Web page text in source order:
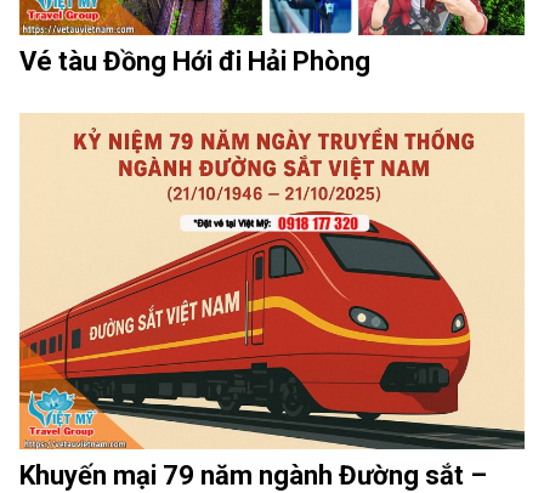
Vé tàu Đồng Hới đi Hải Phòng
Khuyến mại 79 năm ngành Đường sắt –